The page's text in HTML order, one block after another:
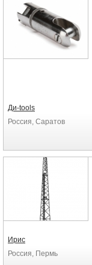
Ди-tools
Россия, Саратов
Ирис
Россия, Пермь